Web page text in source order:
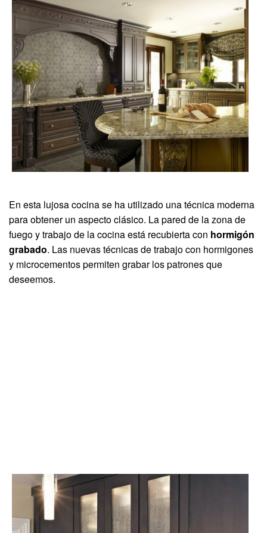
En esta lujosa cocina se ha utilizado una técnica moderna
para obtener un aspecto clásico. La pared de la zona de
fuego y trabajo de la cocina está recubierta con hormigón
grabado. Las nuevas técnicas de trabajo con hormigones
y microcementos permiten grabar los patrones que
deseemos.